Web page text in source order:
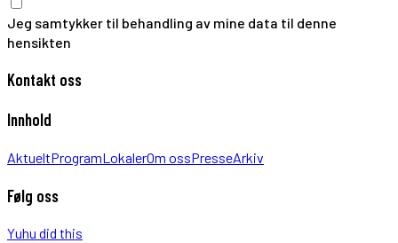
Jeg samtykker til behandling av mine data til denne
hensikten
Kontakt oss
Innhold
AktueltProgramLokalerOm ossPresseArkiv
Følg oss
Yuhu did this